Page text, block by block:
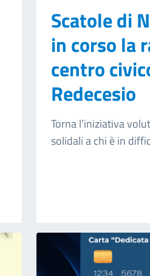
Scatole di
in corso la
centro
Redecesio
Torna l’iniziativa
solidali a chi è in